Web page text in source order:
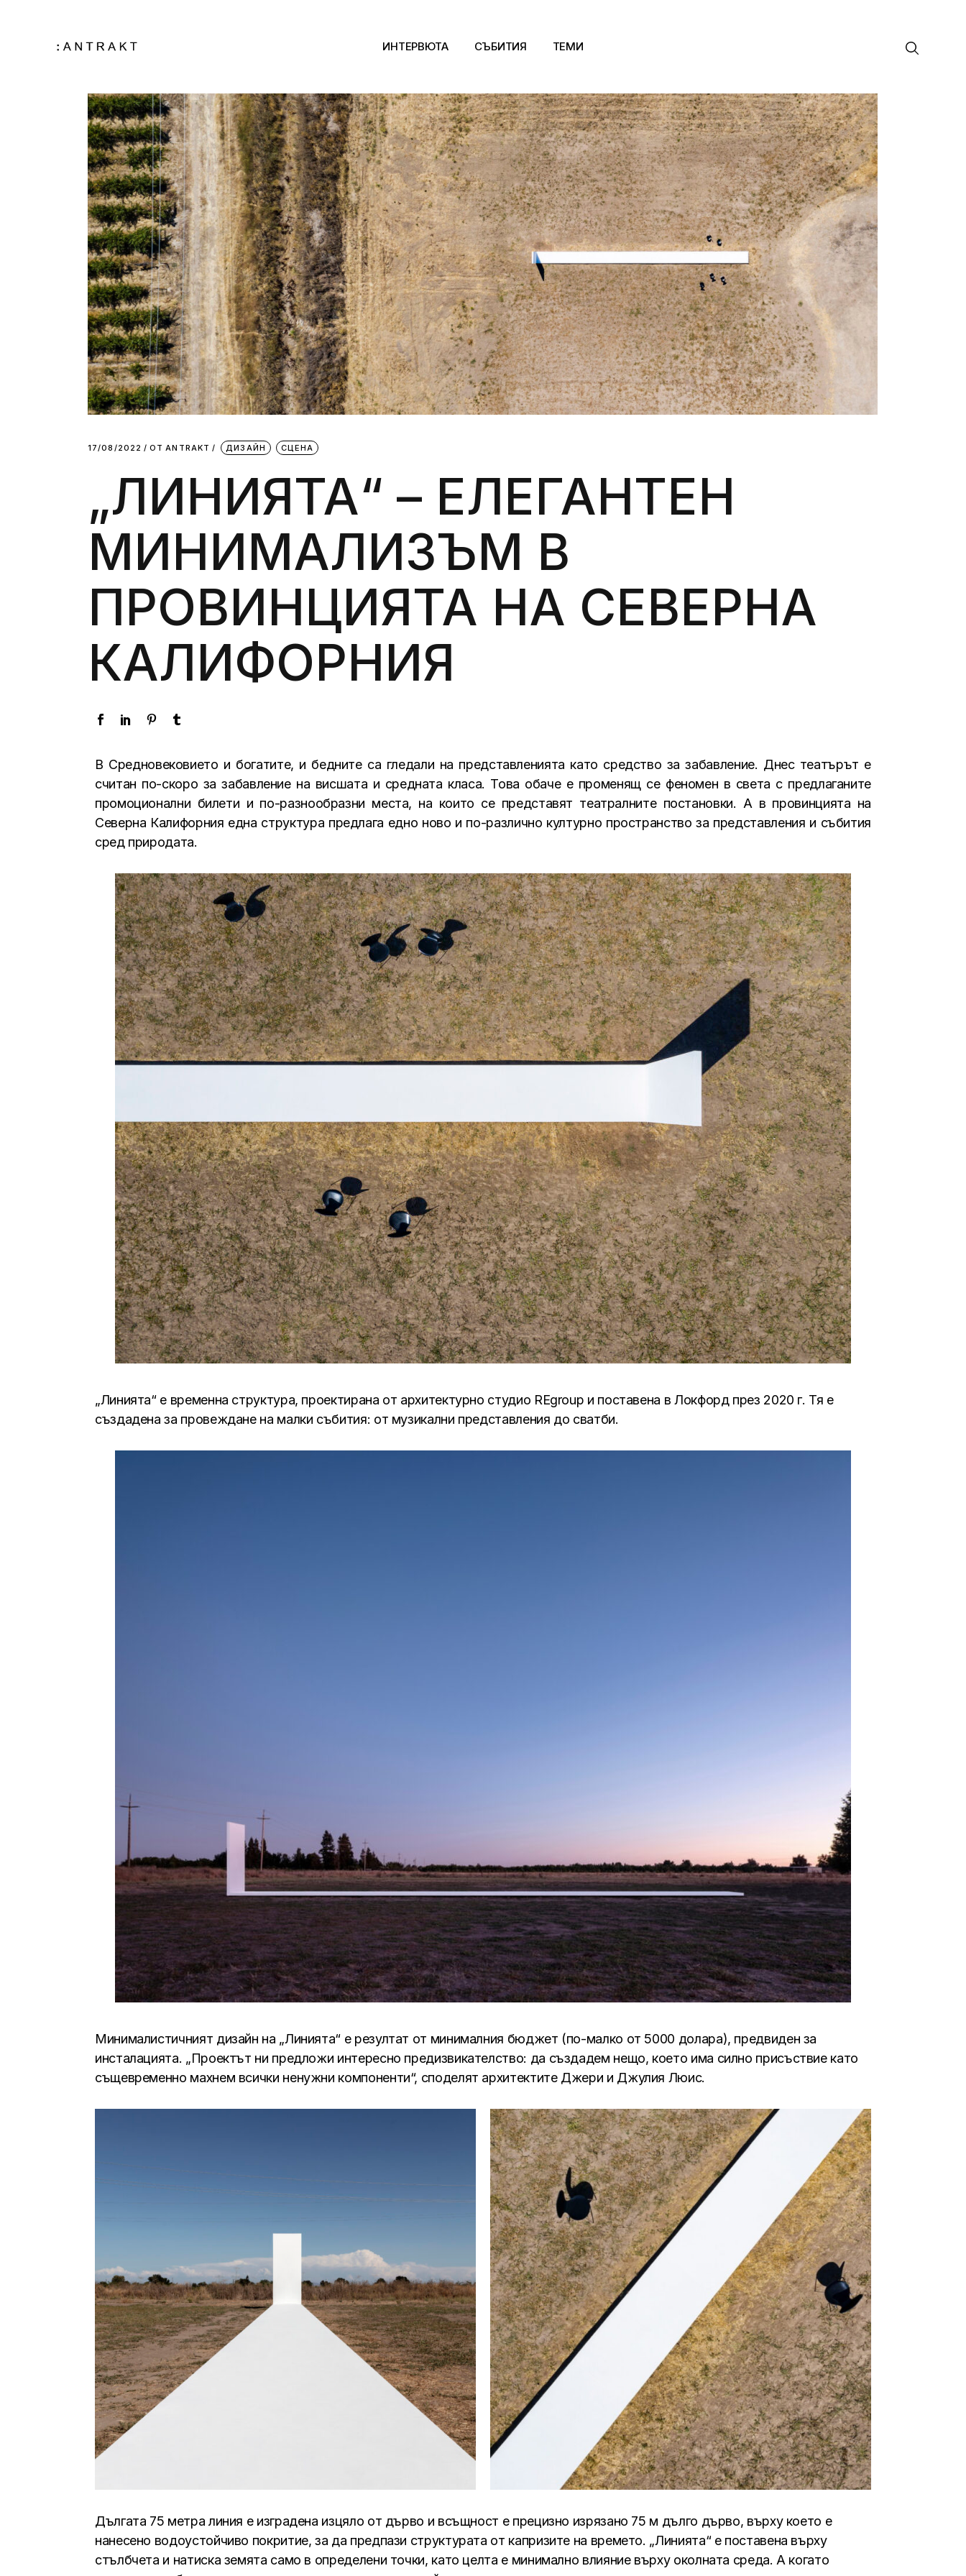
ИНТЕРВЮТА СЪБИТИЯ ТЕМИ
Архитектура
Арт
Kино
Музика
Сцена
Дизайн
Литература и философия
Силни жени
Насам-натам
Други
17/08/2022 ОТ АNTRAKT ДИЗАЙН СЦЕНА
„ЛИНИЯТА“ – ЕЛЕГАНТEН
МИНИМАЛИЗЪМ В
ПРОВИНЦИЯТА НА СЕВЕРНА
КАЛИФОРНИЯ
В Средновековието и богатите, и бедните са гледали на представленията като средство за забавление. Днес театърът е
считан по-скоро за забавление на висшата и средната класа. Това обаче е променящ се феномен в света с предлаганите
промоционални билети и по-разнообразни места, на които се представят театралните постановки. А в провинцията на
Северна Калифорния една структура предлага едно ново и по-различно културно пространство за представления и събития
сред природата.
„Линията“ е временна структура, проектирана от архитектурно студио RЕgroup и поставена в Локфорд през 2020 г. Тя е
създадена за провеждане на малки събития: от музикални представления до сватби.
Минималистичният дизайн на „Линията“ е резултат от минималния бюджет (по-малко от 5000 долара), предвиден за
инсталацията. „Проектът ни предложи интересно предизвикателство: да създадем нещо, което има силно присъствие като
същевременно махнем всички ненужни компоненти“, споделят архитектите Джери и Джулия Люис.
Дългата 75 метра линия е изградена изцяло от дърво и всъщност е прецизно изрязано 75 м дълго дърво, върху което е
нанесено водоустойчиво покритие, за да предпази структурата от капризите на времето. „Линията“ е поставена върху
стълбчета и натиска земята само в определени точки, като целта е минимално влияние върху околната среда. А когато